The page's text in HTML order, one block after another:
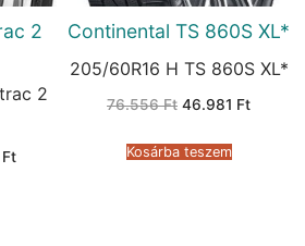
2
2
FtCurrent
Continental TS 860S XL*
205/60R16 H TS 860S XL*
76.556Ft Original
76.556 Ft.
46.981 FtCurrent
Kosárba teszem